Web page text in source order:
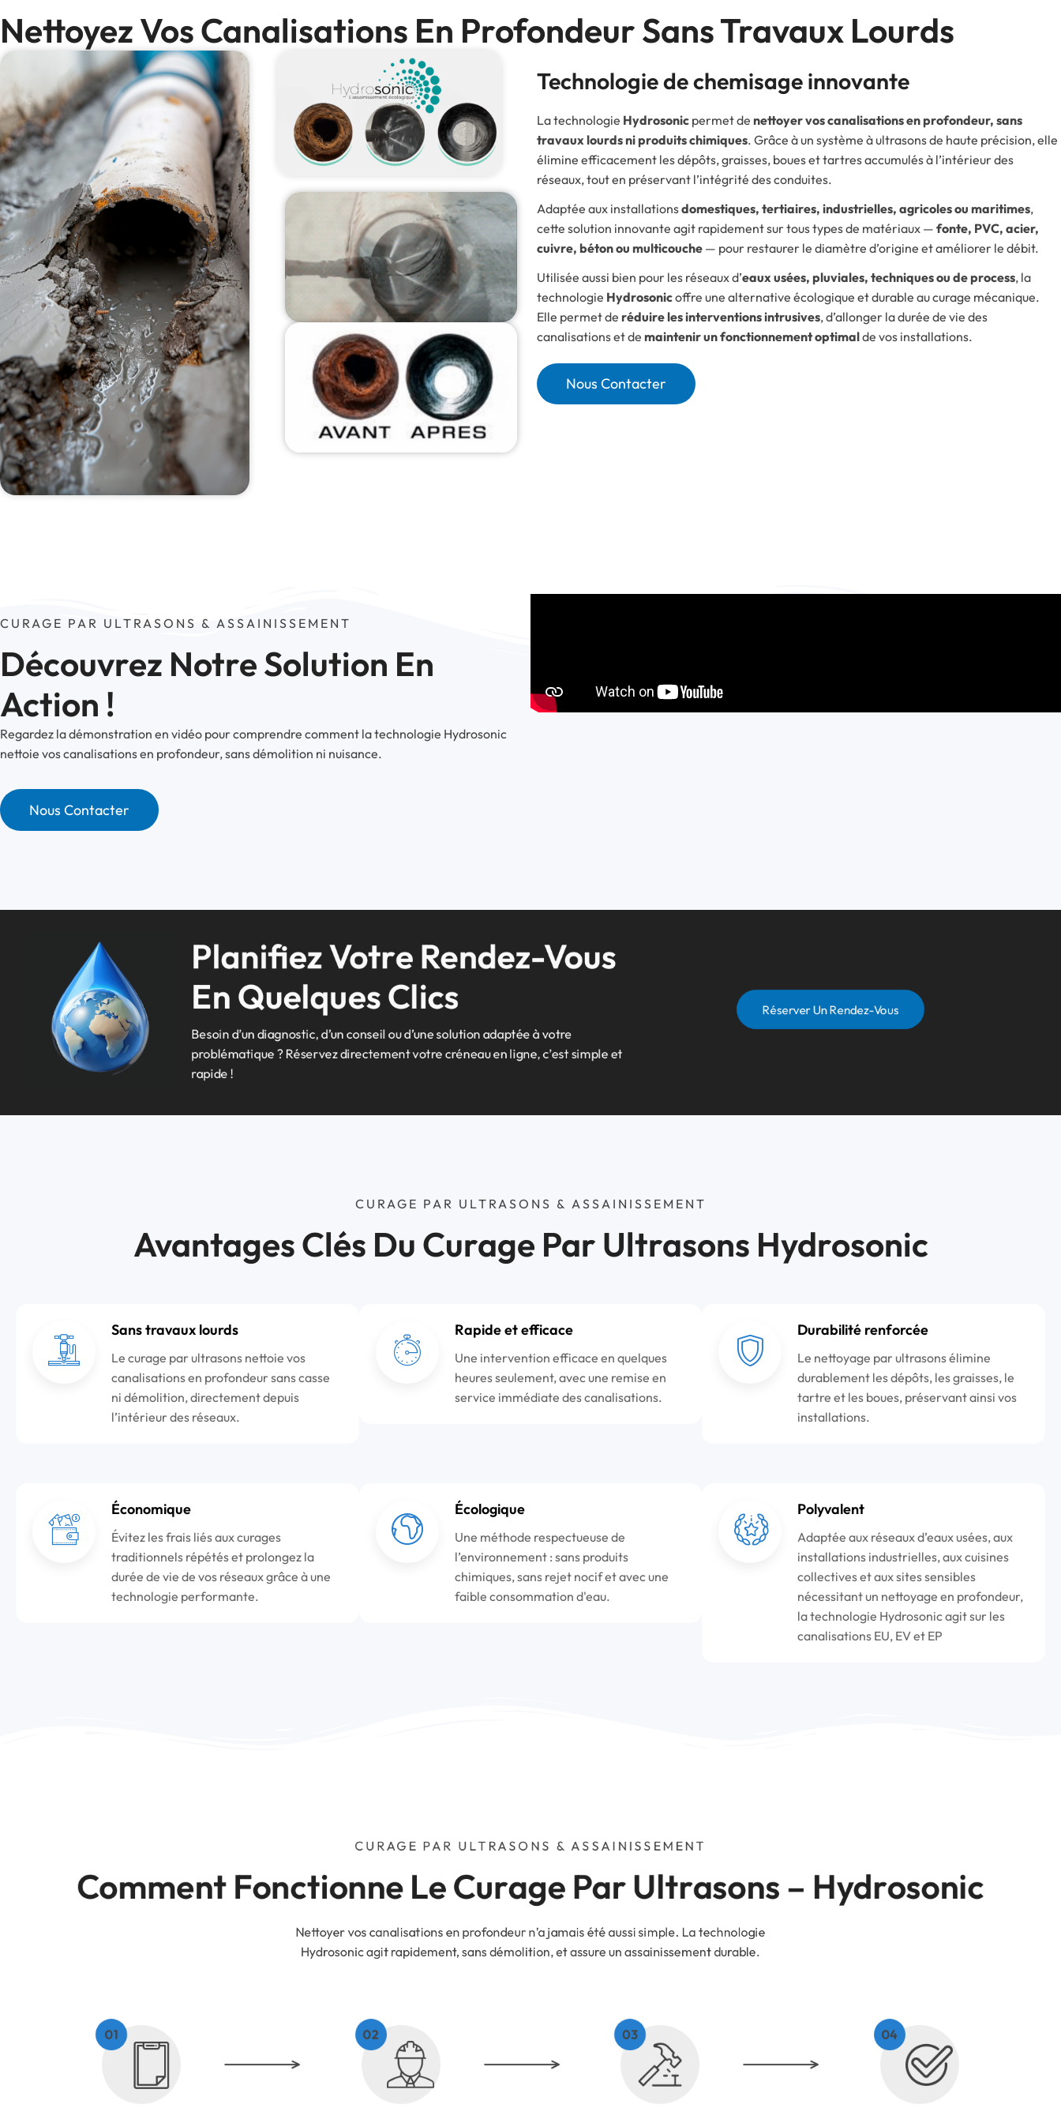
Nettoyez Vos Canalisations En Profondeur Sans Travaux Lourds
Technologie de chemisage innovante
La technologie Hydrosonicpermet de nettoyer vos canalisations en profondeur, sans
travaux lourds ni produits chimiques. Grâce à un système à ultrasons de haute précision, elle
élimine efficacement les dépôts, graisses, boues et tartres accumulés à l’intérieur des
réseaux, tout en préservant l’intégrité des conduites.
Adaptée aux installationsdomestiques, tertiaires, industrielles, agricoles ou maritimes,
cette solution innovante agit rapidement sur tous types de matériaux — fonte, PVC, acier,
cuivre, béton ou multicouche— pour restaurer le diamètre d’origine et améliorer le débit.
Utilisée aussi bien pour les réseaux d’eaux usées, pluviales, techniques ou de process, la
technologie Hydrosonicoffre une alternative écologique et durable au curage mécanique.
Elle permet de réduire les interventions intrusives, d’allonger la durée de vie des
canalisations et de maintenir un fonctionnement optimalde vos installations.
Nous Contacter
CURAGE PAR ULTRASONS & ASSAINISSEMENT
Découvrez Notre Solution En
Action !
Regardez la démonstration en vidéo pour comprendre comment la technologie Hydrosonic
nettoie vos canalisations en profondeur, sans démolition ni nuisance.
Nous Contacter
Planifiez Votre Rendez-Vous
En Quelques Clics
Besoin d’un diagnostic, d’un conseil ou d’une solution adaptée à votre
problématique ? Réservez directement votre créneau en ligne, c’est simple et
rapide !
Réserver Un Rendez-Vous
CURAGE PAR ULTRASONS & ASSAINISSEMENT
Avantages Clés Du Curage Par Ultrasons Hydrosonic
Sans travaux lourds
Le curage par ultrasons nettoie vos
canalisations en profondeur sans casse
ni démolition, directement depuis
l’intérieur des réseaux.
Rapide et efficace
Une intervention efficace en quelques
heures seulement, avec une remise en
service immédiate des canalisations.
Durabilité renforcée
Le nettoyage par ultrasons élimine
durablement les dépôts, les graisses, le
tartre et les boues, préservant ainsi vos
installations.
Économique
Évitez les frais liés aux curages
traditionnels répétés et prolongez la
durée de vie de vos réseaux grâce à une
technologie performante.
Écologique
Une méthode respectueuse de
l’environnement : sans produits
chimiques, sans rejet nocif et avec une
faible consommation d'eau.
Polyvalent
Adaptée aux réseaux d’eaux usées, aux
installations industrielles, aux cuisines
collectives et aux sites sensibles
nécessitant un nettoyage en profondeur,
la technologie Hydrosonic agit sur les
canalisations EU, EV et EP
CURAGE PAR ULTRASONS & ASSAINISSEMENT
Comment Fonctionne Le Curage Par Ultrasons – Hydrosonic
Nettoyer vos canalisations en profondeur n’a jamais été aussi simple. La technologie
Hydrosonic agit rapidement, sans démolition, et assure un assainissement durable.